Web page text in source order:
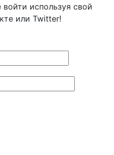
используя свой
или Twitter!